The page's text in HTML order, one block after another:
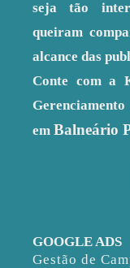
seja tão
queiram
alcance das
Conte com a
em Balneário
GOOGLE ADS
Gestão de